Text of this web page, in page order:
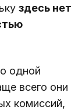
здесь нет
одной
всего они
комиссий,